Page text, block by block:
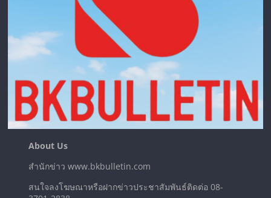
About Us
สำนักข่าว www.bkbulletin.com
สนใจลงโฆษณาหรือฝากข่าวประชาสัมพันธ์ติดต่อ 08-